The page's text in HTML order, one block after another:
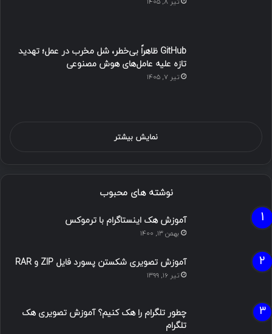
GitHub ظاهراً بی‌خطر، شل مخرب در عمل؛ تهدید
تازه علیه عامل‌های هوش مصنوعی
تیر ۷, ۱۴۰۵
نمایش بیشتر
نوشته های محبوب
آموزش هک اینستاگرام با ترموکس
بهمن ۱۳, ۱۴۰۰
آموزش تصویری شکستن پسورد فایل ZIP و RAR
تیر ۱۶, ۱۳۹۹
چطور تلگرام را هک کنیم؟ آموزش تصویری هک
تلگرام